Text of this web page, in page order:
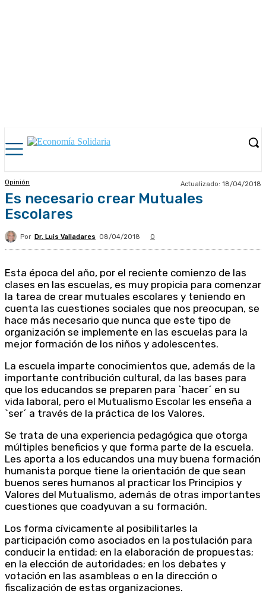
Opinión Actualizado: 18/04/2018
Es necesario crear Mutuales
Escolares
Por Dr. Luis Valladares 08/04/2018 0
Esta época del año, por el reciente comienzo de las
clases en las escuelas, es muy propicia para comenzar
la tarea de crear mutuales escolares y teniendo en
cuenta las cuestiones sociales que nos preocupan, se
hace más necesario que nunca que este tipo de
organización se implemente en las escuelas para la
mejor formación de los niños y adolescentes.
La escuela imparte conocimientos que, además de la
importante contribución cultural, da las bases para
que los educandos se preparen para `hacer´ en su
vida laboral, pero el Mutualismo Escolar les enseña a
`ser´ a través de la práctica de los Valores.
Se trata de una experiencia pedagógica que otorga
múltiples beneficios y que forma parte de la escuela.
Les aporta a los educandos una muy buena formación
humanista porque tiene la orientación de que sean
buenos seres humanos al practicar los Principios y
Valores del Mutualismo, además de otras importantes
cuestiones que coadyuvan a su formación.
Los forma cívicamente al posibilitarles la
participación como asociados en la postulación para
conducir la entidad; en la elaboración de propuestas;
en la elección de autoridades; en los debates y
votación en las asambleas o en la dirección o
fiscalización de estas organizaciones.